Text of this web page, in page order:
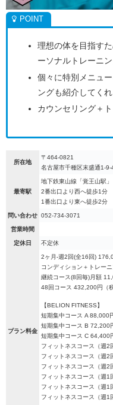
理想の体を目指す
ーソナルトレーニ
個々に特別メニュ
ングも紹介してくれ
カウンセリング＋
所在地
〒464-0821
名古屋市千種区末盛通1-
最寄駅
地下鉄東山線「覚王山駅」
2番出口より西へ徒歩1分
1番出口より東へ徒歩2分
問い合わせ 052-734-3071
営業時間
定休日 不定休
プラン料金
2ヶ月-週2回(全16回)
コンディション＋トレー
継続コース(8回毎)月額
48回コース 432,200円（税
【BELION FITNESS】
短期集中コース A 88,000
短期集中コース B 72,200
短期集中コース C 64,400
フィットネスコース（週2
フィットネスコース（週2
フィットネスコース（週2
フィットネスコース（週1
フィットネスコース（週1
フィットネスコース（週1